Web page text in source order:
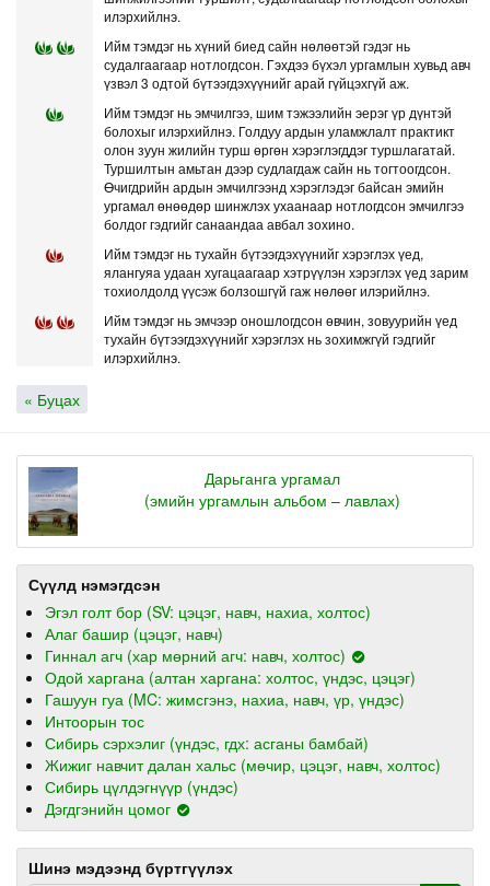
илэрхийлнэ.
Ийм тэмдэг нь хүний биед сайн нөлөөтэй гэдэг нь
судалгаагаар нотлогдсон. Гэхдээ бүхэл ургамлын хувьд авч
үзвэл 3 одтой бүтээгдэхүүнийг арай гүйцэхгүй аж.
Ийм тэмдэг нь эмчилгээ, шим тэжээлийн эерэг үр дүнтэй
болохыг илэрхийлнэ. Голдуу ардын уламжлалт практикт
олон зуун жилийн турш өргөн хэрэглэгддэг туршлагатай.
Туршилтын амьтан дээр судлагдаж сайн нь тогтоогдсон.
Өчигдрийн ардын эмчилгээнд хэрэглэдэг байсан эмийн
ургамал өнөөдөр шинжлэх ухаанаар нотлогдсон эмчилгээ
болдог гэдгийг санаандаа авбал зохино.
Ийм тэмдэг нь тухайн бүтээгдэхүүнийг хэрэглэх үед,
ялангуяа удаан хугацаагаар хэтрүүлэн хэрэглэх үед зарим
тохиолдолд үүсэж болзошгүй гаж нөлөөг илэрийлнэ.
Ийм тэмдэг нь эмчээр оношлогдсон өвчин, зовуурийн үед
тухайн бүтээгдэхүүнийг хэрэглэх нь зохимжгүй гэдгийг
илэрхийлнэ.
« Буцах
Дарьганга ургамал
(эмийн ургамлын альбом – лавлах)
Сүүлд нэмэгдсэн
Эгэл голт бор (SV: цэцэг, навч, нахиа, холтос)
Алаг башир (цэцэг, навч)
Гиннал агч (хар мөрний агч: навч, холтос)
Одой харгана (алтан харгана: холтос, үндэс, цэцэг)
Гашуун гуа (MC: жимсгэнэ, нахиа, навч, үр, үндэс)
Интоорын тос
Сибирь сэрхэлиг (үндэс, гдх: асганы бамбай)
Жижиг навчит далан хальс (мөчир, цэцэг, навч, холтос)
Сибирь цүлдэгнүүр (үндэс)
Дэгдгэнийн цомог
Шинэ мэдээнд бүртгүүлэх